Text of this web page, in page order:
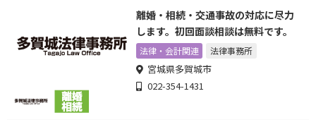
離婚・相続・交通事故の対応に尽力
します。初回面談相談は無料です。
法律・会計関連 法律事務所
宮城県多賀城市
022-354-1431